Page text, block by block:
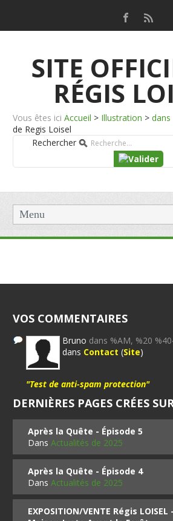
SITE
RÉGIS
Vous êtes ici Accueil > Illustration > dans
de Regis Loisel
Rechercher
Menu
VOS COMMENTAIRES
Bruno dans %AM, %20
dans Contact (Site)
"Test de anti-spam protection"
DERNIÈRES PAGES CRÉES
Après la Quête - Épisode 5
DansActualités de 2025
Après la Quête - Épisode 4
DansActualités de 2025
EXPOSITION/VENTE Régis